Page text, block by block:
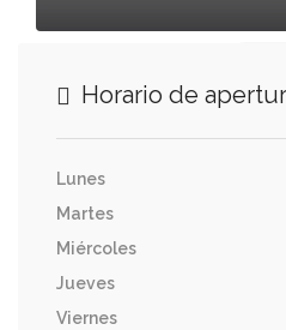
Horario de
Lunes
Martes
Miércoles
Jueves
Viernes